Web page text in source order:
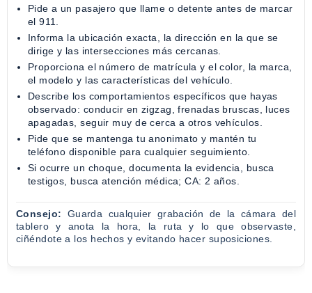
Pide a un pasajero que llame o detente antes de marcar
el 911.
Informa la ubicación exacta, la dirección en la que se
dirige y las intersecciones más cercanas.
Proporciona el número de matrícula y el color, la marca,
el modelo y las características del vehículo.
Describe los comportamientos específicos que hayas
observado: conducir en zigzag, frenadas bruscas, luces
apagadas, seguir muy de cerca a otros vehículos.
Pide que se mantenga tu anonimato y mantén tu
teléfono disponible para cualquier seguimiento.
Si ocurre un choque, documenta la evidencia, busca
testigos, busca atención médica; CA: 2 años.
Consejo:
Guarda cualquier grabación de la cámara del
tablero y anota la hora, la ruta y lo que observaste,
ciñéndote a los hechos y evitando hacer suposiciones.